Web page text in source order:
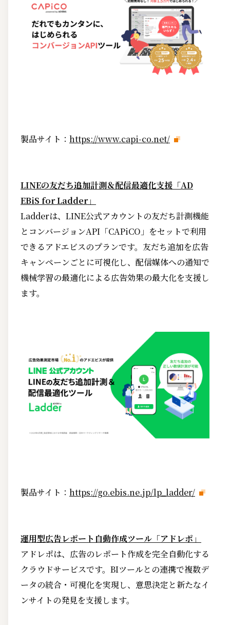
製品サイト： https://www.capi-co.net/
LINEの友だち追加計測＆配信最適化支援「AD
EBiS for Ladder」
Ladderは、LINE公式アカウントの友だち計測機能
とコンバージョンAPI「CAPiCO」をセットで利用
できるアドエビスのプランです。友だち追加を広告
キャンペーンごとに可視化し、配信媒体への通知で
機械学習の最適化による広告効果の最大化を支援し
ます。
製品サイト： https://go.ebis.ne.jp/lp_ladder/
運用型広告レポート自動作成ツール「アドレポ」
アドレポは、広告のレポート作成を完全自動化する
クラウドサービスです。BIツールとの連携で複数デ
ータの統合・可視化を実現し、意思決定と新たなイ
ンサイトの発見を支援します。